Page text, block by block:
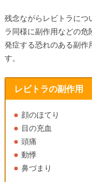
残念ながらレビトラにつ
ラ同様に副作用などの危
発症する恐れのある副作
す。
レビトラの副作用
顔のほてり
目の充血
頭痛
動悸
鼻づまり